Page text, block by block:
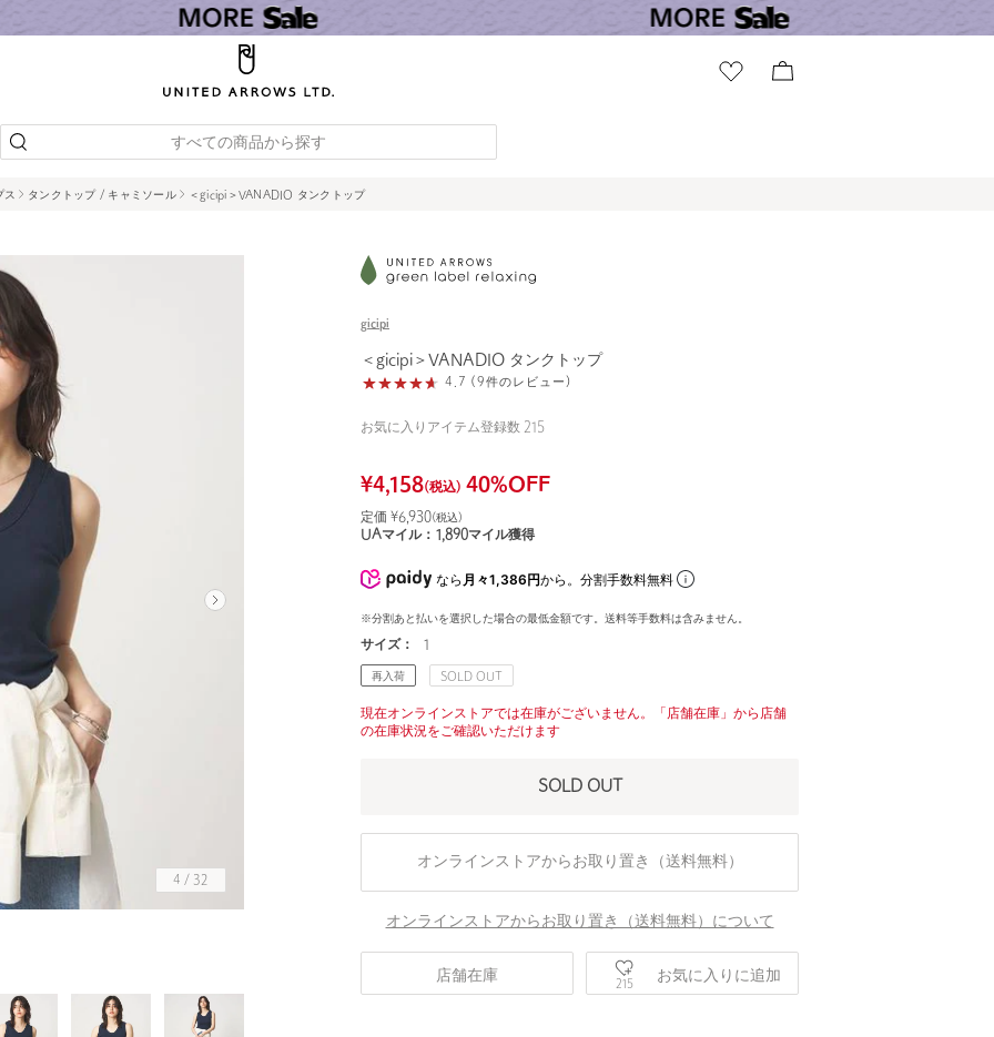
すべての商品から探す
ス タンクトップ / キャミソール ＜gicipi＞VANADIO タンクトップ
4 / 32
gicipi
＜gicipi＞VANADIO タンクトップ
4.7 (9件のレビュー)
お気に入りアイテム登録数 215
¥4,158(税込) 40%OFF
定価 ¥6,930(税込)
UAマイル： 1,890マイル獲得
なら 月々1,386円から。分割手数料無料
※分割あと払いを選択した場合の最低金額です。送料等手数料は含みません。
サイズ：
再入荷 SOLD OUT
現在オンラインストアでは在庫がございません。「店舗在庫」から店舗
の在庫状況をご確認いただけます
SOLD OUT
オンラインストアからお取り置き（送料無料）
オンラインストアからお取り置き（送料無料）について
店舗在庫
215 お気に入りに追加